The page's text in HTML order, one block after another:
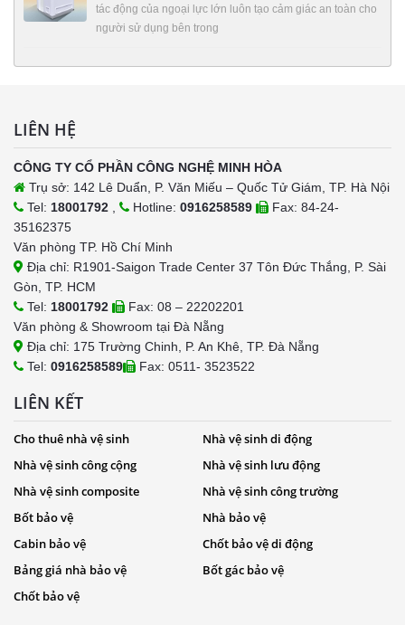
tác động của ngoại lực lớn luôn tạo cảm giác an toàn cho
người sử dụng bên trong
LIÊN HỆ
CÔNG TY CỔ PHẦN CÔNG NGHỆ MINH HÒA
Trụ sở: 142 Lê Duẩn, P. Văn Miếu – Quốc Tử Giám, TP. Hà Nội
Tel: 18001792 Hotline: 0916258589
Fax: 84-24-
35162375
Văn phòng TP. Hồ Chí Minh
Địa chỉ: R1901-Saigon Trade Center 37 Tôn Đức Thắng, P. Sài
Gòn, TP. HCM
Tel: 18001792
Fax: 08 – 22202201
Văn phòng & Showroom tại Đà Nẵng
Địa chỉ: 175 Trường Chinh, P. An Khê, TP. Đà Nẵng
Tel: 0916258589 Fax: 0511- 3523522
LIÊN KẾT
Cho thuê nhà vệ sinh
Nhà vệ sinh di động
Nhà vệ sinh công cộng
Nhà vệ sinh lưu động
Nhà vệ sinh composite
Nhà vệ sinh công trường
Bốt bảo vệ
Nhà bảo vệ
Cabin bảo vệ
Chốt bảo vệ di động
Bảng giá nhà bảo vệ
Bốt gác bảo vệ
Chốt bảo vệ